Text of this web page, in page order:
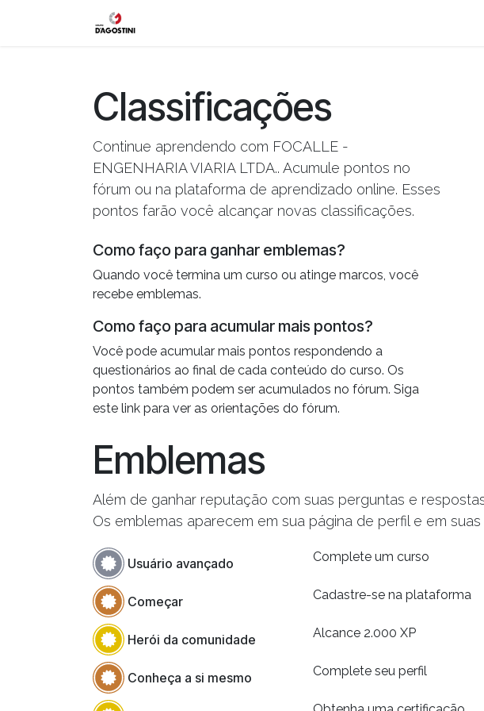
Pular para o conteúdo
Classificações
Continue aprendendo com FOCALLE -
ENGENHARIA VIARIA LTDA.. Acumule pontos no
fórum ou na plataforma de aprendizado online. Esses
pontos farão você alcançar novas classificações.
Como faço para ganhar emblemas?
Quando você termina um curso ou atinge marcos, você
recebe emblemas.
Como faço para acumular mais pontos?
Você pode acumular mais pontos respondendo a
questionários ao final de cada conteúdo do curso. Os
pontos também podem ser acumulados no fórum. Siga
este link para ver as orientações do fórum.
Emblemas
Além de ganhar reputação com suas perguntas e
Os emblemas aparecem em sua página de perfil e em
Usuário avançado Complete um curso
Começar Cadastre-se na plataforma
Herói da comunidade Alcance 2.000 XP
Conheça a si mesmo Complete seu perfil